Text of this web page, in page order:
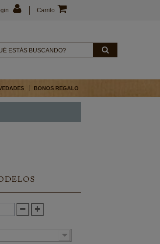
Carrito
BONOS REGALO